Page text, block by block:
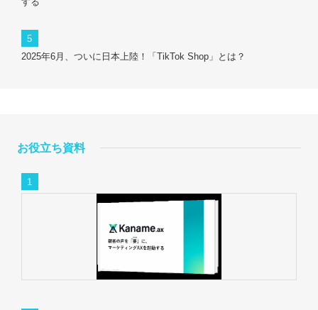
2025年6月、ついに日本上陸！「TikTok Shop」とは？
お役立ち資料